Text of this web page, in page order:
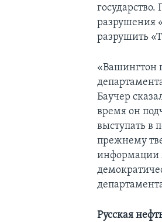
разрушения
разрушить
«Вашингтон
Баучер
время он
выступать в
прежнему
информации
Русская